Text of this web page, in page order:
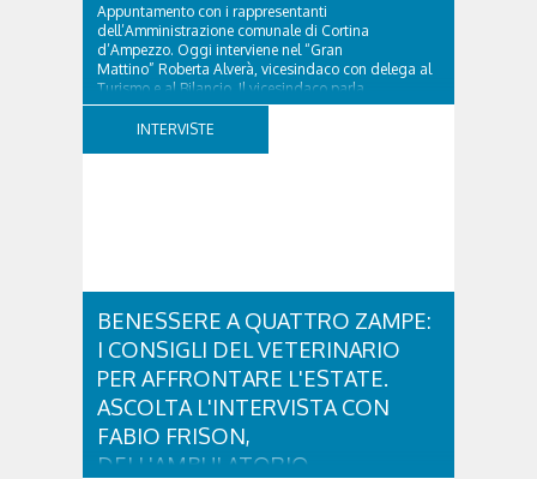
Appuntamento con i rappresentanti
dell’Amministrazione comunale di Cortina
d’Ampezzo. Oggi interviene nel “Gran
Mattino” Roberta Alverà, vicesindaco con delega al
Turismo e al Bilancio. Il vicesindaco parla
dell'eredità delle Paralimpiadi Milano Cortina 2026,
di accessibilità e di come...
INTERVISTE
BENESSERE A QUATTRO ZAMPE:
I CONSIGLI DEL VETERINARIO
PER AFFRONTARE L'ESTATE.
ASCOLTA L'INTERVISTA CON
FABIO FRISON,
DELL'AMBULATORIO